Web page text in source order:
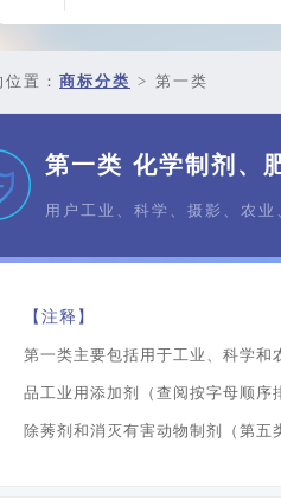
置： 商标分类 > 第一类
第一类 化学制剂、
用户工业、科学、摄影、农业
【注释】
第一类主要包括用于工业、科学
品工业用添加剂（查阅按字母顺
除莠剂和消灭有害动物制剂（第